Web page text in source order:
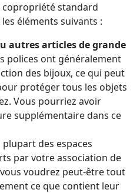
copropriété standard
éléments suivants :
autres articles de grande
polices ont généralement
des bijoux, ce qui peut
protéger tous les objets
Vous pourriez avoir
supplémentaire dans ce
plupart des espaces
par votre association de
voudrez peut-être tout
ce que contient leur